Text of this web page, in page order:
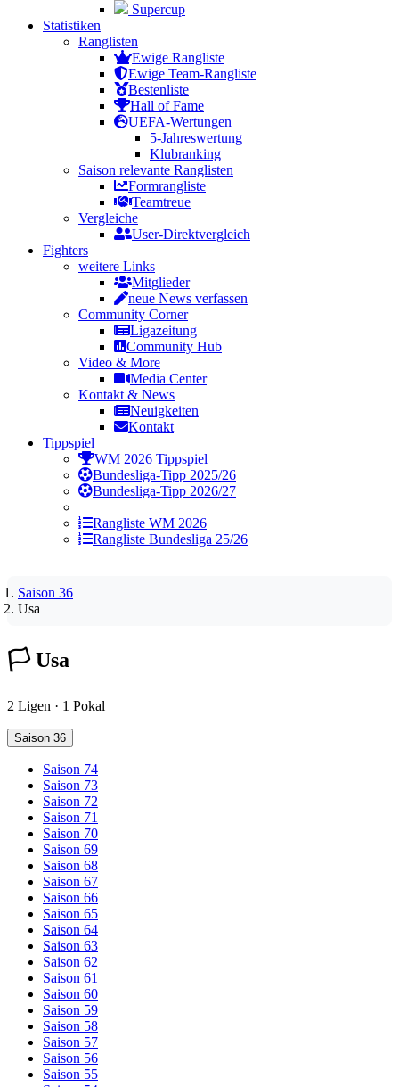
Supercup
Statistiken
Ranglisten
Ewige Rangliste
Ewige Team-Rangliste
Bestenliste
Hall of Fame
UEFA-Wertungen
5-Jahreswertung
Klubranking
Saison relevante Ranglisten
Formrangliste
Teamtreue
Vergleiche
User-Direktvergleich
Fighters
weitere Links
Mitglieder
neue News verfassen
Community Corner
Ligazeitung
Community Hub
Video & More
Media Center
Kontakt & News
Neuigkeiten
Kontakt
Tippspiel
WM 2026 Tippspiel
Bundesliga-Tipp 2025/26
Bundesliga-Tipp 2026/27
Rangliste WM 2026
Rangliste Bundesliga 25/26
Saison 36
Usa
🏳️ Usa
2 Ligen · 1 Pokal
Saison 36
Saison 74
Saison 73
Saison 72
Saison 71
Saison 70
Saison 69
Saison 68
Saison 67
Saison 66
Saison 65
Saison 64
Saison 63
Saison 62
Saison 61
Saison 60
Saison 59
Saison 58
Saison 57
Saison 56
Saison 55